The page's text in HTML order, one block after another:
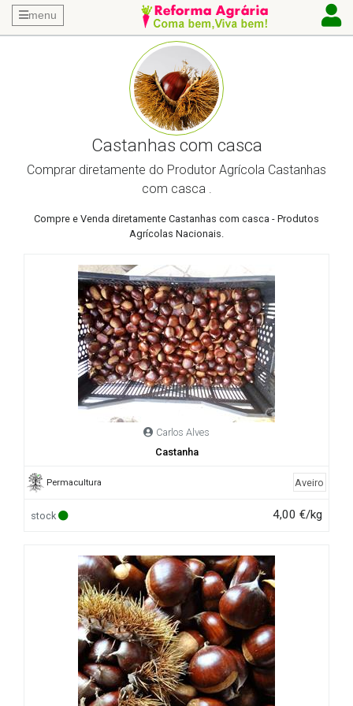
menu
Castanhas com casca
Comprar diretamente do Produtor Agrícola Castanhas
com casca .
Compre e Venda diretamente Castanhas com casca - Produtos
Agrícolas Nacionais.
Carlos Alves
Castanha
Permacultura Aveiro
stock 4,00 €/kg